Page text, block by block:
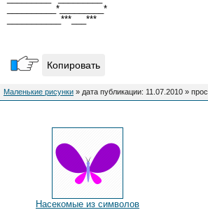
__________*_________*
___________***___***
Копировать
Маленькие рисунки » дата публикации: 11.07.2010 »
Насекомые из символов